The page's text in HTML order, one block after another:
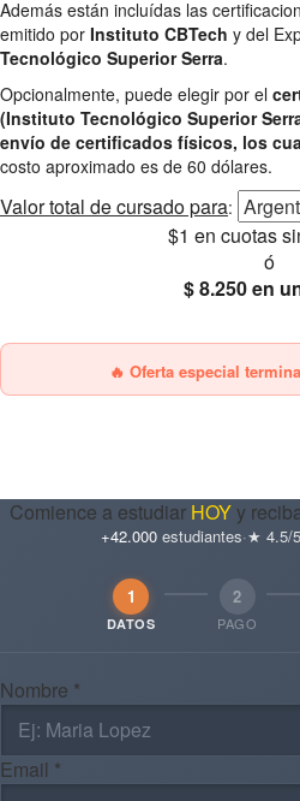
Además están incluídas las
emitido por Instituto CBTech y del
Tecnológico Superior Serra.
Opcionalmente, puede elegir por el
(Instituto Tecnológico Superior
envío de certificados físicos, los
costo aproximado es de 60 dólares.
Valor total de cursado para:
$1 en cuotas
ó
$ 8.250en
🔥 Oferta especial
Comience a estudiar HOYy
+42.000estudiantes·★ 4.5/5
1
DATOS
2
PAGO
Nombre *
Email *